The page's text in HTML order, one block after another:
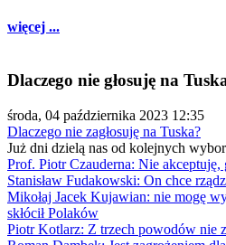
więcej ...
Dlaczego nie głosuję na
środa, 04 października 2023 12:35
Dlaczego nie zagłosuję na Tuska?
Już dni dzielą nas od kolejnych
Prof. Piotr Czauderna: Nie akceptuję,
Stanisław Fudakowski: On chce
Mikołaj Jacek Kujawian: nie mogę
skłócił Polaków
Piotr Kotlarz: Z trzech powodów nie